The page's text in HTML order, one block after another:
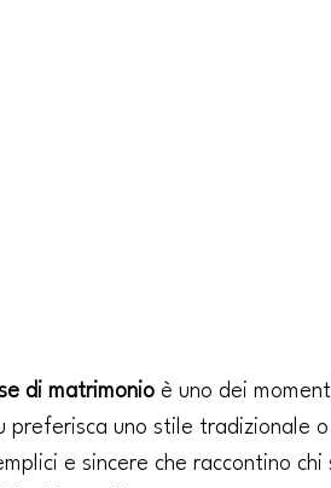
di matrimonio è uno dei
preferisca uno stile tradizionale
e sincere che raccontino